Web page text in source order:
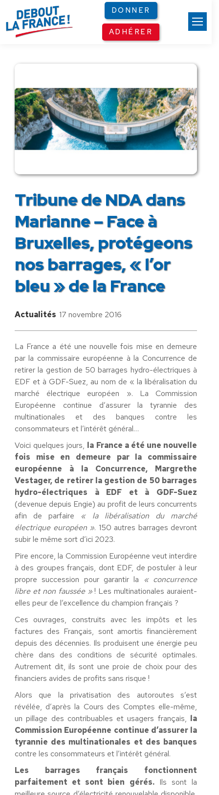
DONNER
ADHÉRER
Tribune de NDA dans
Marianne – Face à
Bruxelles, protégeons
nos barrages, « l’or
bleu » de la France
Actualités 17 novembre 2016
La France a été une nouvelle fois mise en demeure
par la commissaire européenne à la Concurrence de
retirer la gestion de 50 barrages hydro-électriques à
EDF et à GDF-Suez, au nom de « la libéralisation du
marché électrique européen ». La Commission
Européenne continue d’assurer la tyrannie des
multinationales et des banques contre les
consommateurs et l’intérêt général…
Voici quelques jours, la France a été une nouvelle
fois mise en demeure par la commissaire
européenne à la Concurrence, Margrethe
Vestager, de retirer la gestion de 50 barrages
hydro-électriques à EDF et à GDF-Suez
(devenue depuis Engie) au profit de leurs concurrents
afin de parfaire « la libéralisation du marché
électrique européen ». 150 autres barrages devront
subir le même sort d’ici 2023.
Pire encore, la Commission Européenne veut interdire
à des groupes français, dont EDF, de postuler à leur
propre succession pour garantir la
« concurrence
libre et non faussée »! Les multinationales auraient-
elles peur de l’excellence du champion français ?
Ces ouvrages, construits avec les impôts et les
factures des Français, sont amortis financièrement
depuis des décennies. Ils produisent une énergie peu
chère dans des conditions de sécurité optimales.
Autrement dit, ils sont une proie de choix pour des
financiers avides de profits sans risque !
Alors que la privatisation des autoroutes s’est
révélée, d’après la Cours des Comptes elle-même,
un pillage des contribuables et usagers français, la
Commission Européenne continue d’assurer la
tyrannie des multinationales et des banques
contre les consommateurs et l’intérêt général.
Les barrages français fonctionnent
parfaitement et sont bien gérés.Ils sont la
Panneau de gestion des cookies